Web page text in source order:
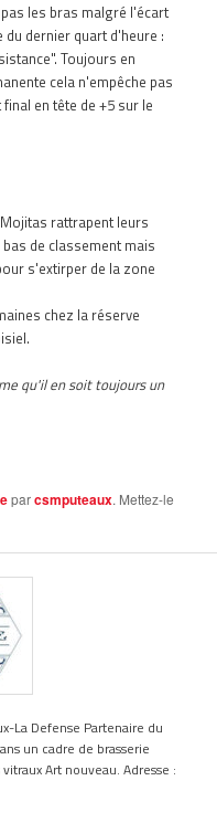
les bras malgré l'écart
dernier quart d'heure :
Toujours en
cela n'empêche pas
en tête de +5 sur le
rattrapent leurs
de classement mais
s'extirper de la zone
chez la réserve
qu'il en soit toujours un
parcsmputeaux. Mettez-le
La Defense Partenaire du
un cadre de brasserie
Art nouveau. Adresse :